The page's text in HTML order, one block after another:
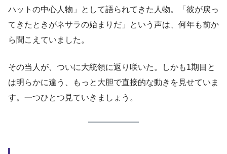
ハットの中心人物」として語られてきた人物。「彼が戻っ
てきたときがネサラの始まりだ」という声は、何年も前か
ら聞こえていました。
その当人が、ついに大統領に返り咲いた。しかも1期目と
は明らかに違う、もっと大胆で直接的な動きを見せていま
す。一つひとつ見ていきましょう。